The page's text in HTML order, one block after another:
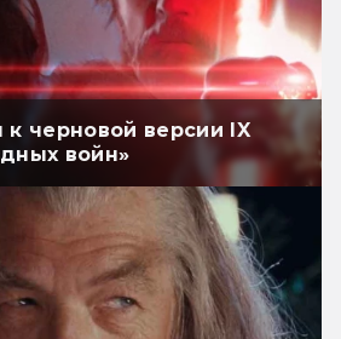
черновой версии IX
войн»